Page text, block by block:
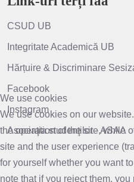
CSUD UB
Integritate Academică UB
Hărțuire & Discriminare
Facebook
Instagram
Asociaţia studenţilor - ASAA
We use cookies
We use cookies on our
the operation of the site, while
site and the user experience
for yourself whether you want
note that if you reject them,